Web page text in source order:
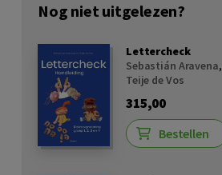
Nog niet uitgelezen?
Lettercheck
Sebastián Aravena,
Teije de Vos
315,00
Bestellen